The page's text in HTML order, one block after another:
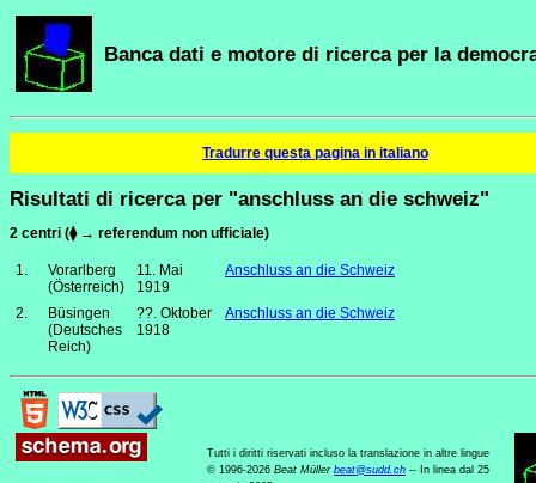
Banca dati e motore di ricerca per la
Tradurre questa pagina in italiano
Risultati di ricerca per "anschluss an die schweiz"
2 centri (⧫ → referendum non ufficiale)
1.
Vorarlberg
(Österreich)
11. Mai
1919
Anschluss an die Schweiz
2.
Büsingen
(Deutsches
Reich)
??. Oktober
1918
Anschluss an die Schweiz
Tutti i diritti riservati incluso la translazione in altre lingue
© 1996-2026 Beat Müller beat@sudd.ch -- In linea dal 25